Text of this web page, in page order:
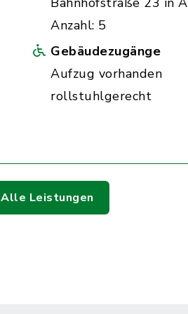
Anzahl: 5
Gebäudezugänge
Aufzug vorhanden
rollstuhlgerecht
Alle Leistungen